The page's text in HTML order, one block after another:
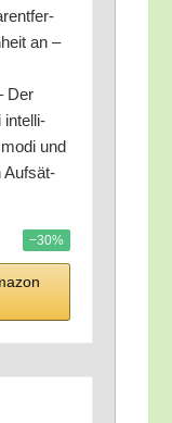
an –
Der
intel­li­
und
Auf­sät­
−30%